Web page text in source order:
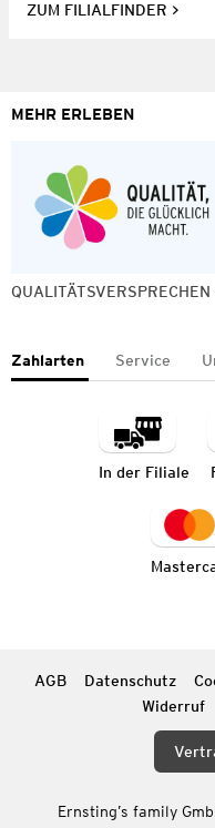
ZUM FILIALFINDER
MEHR ERLEBEN
QUALITÄTSVERSPRECHEN
Zahlarten Service
In der Filiale
AGB Datenschutz
Widerruf
Ernsting’s family